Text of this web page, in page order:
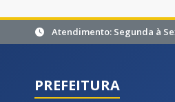
Atendimento: Segunda à
PREFEITURA